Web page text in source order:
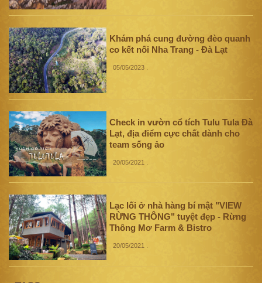
Khám phá cung đường đèo quanh
co kết nối Nha Trang - Đà Lạt
05/05/2023 .
Check in vườn cổ tích Tulu Tula Đà
Lạt, địa điểm cực chất dành cho
team sống ảo
20/05/2021
Lạc lối ở nhà hàng bí mật "VIEW
RỪNG THÔNG" tuyệt đẹp - Rừng
Thông Mơ Farm & Bistro
20/05/2021